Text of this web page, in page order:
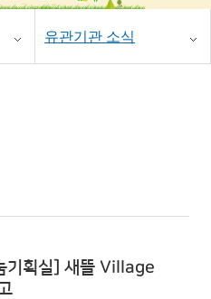
유관기관 소식
기획실] 새뜰 Village